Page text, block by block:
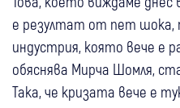
е резултат от пет шока,
индустрия, която вече е
обяснява Мирча Шомля,
Така, че кризата вече е